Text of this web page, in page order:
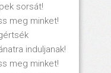
sorsát!
meg minket!
induljanak!
meg minket!